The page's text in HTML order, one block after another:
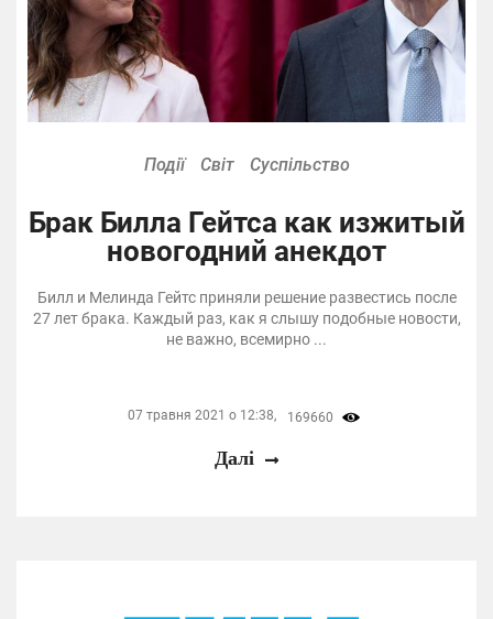
Події Світ Суспільство
Брак Билла Гейтса как изжитый
новогодний анекдот
Билл и Мелинда Гейтс приняли решение развестись после
27 лет брака. Каждый раз, как я слышу подобные новости,
не важно, всемирно ...
07 травня 2021 о 12:38, 169660
Далі